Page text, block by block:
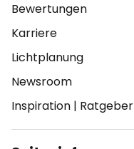
Bewertungen
Karriere
Lichtplanung
Newsroom
Inspiration | Ratgeber